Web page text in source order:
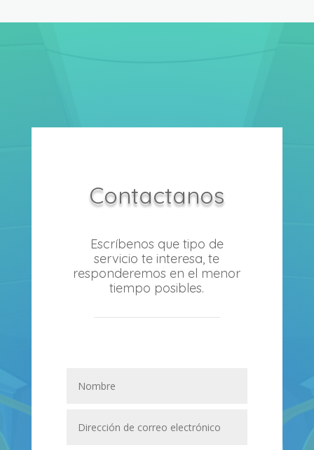
Contactanos
Escríbenos que tipo de
servicio te interesa, te
responderemos en el menor
tiempo posibles.